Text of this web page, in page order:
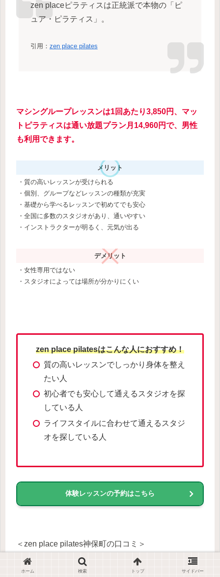
zen placeピラティスは正統派で本物の「ピ
ュア・ピラティス」。
引用： zen place pilates
マシングループレッスンは1回あたり3,850円、マッ
トピラティスは通い放題プラン月14,960円で、男性
も利用できます。
メリット
・質の高いレッスンが受けられる
・個別、グループなどレッスンの種類が充実
・基礎から学べるレッスンで初めてでも安心
・全国に多数のスタジオがあり、通いやすい
・インストラクターが明るく、元気が出る
デメリット
・女性専用ではない
・スタジオによっては場所が分かりにくい
zen place pilatesはこんな人におすすめ！
質の高いレッスンでしっかり身体を整え
たい人
初心者でも安心して通えるスタジオを探
している人
ライフスタイルに合わせて通えるスタジ
オを探している人
体験レッスンの予約はこちら
＜zen place pilates神保町の口コミ＞
ホーム 検索 トップ サイドバー